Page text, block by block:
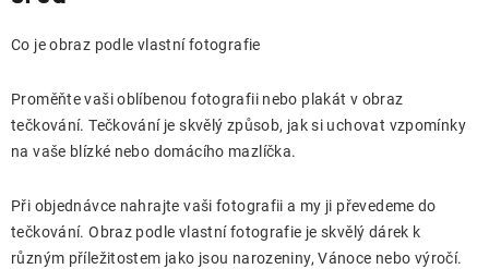
Co je obraz podle vlastní fotografie
Proměňte vaši oblíbenou fotografii nebo plakát v obraz
tečkování. Tečkování je skvělý způsob, jak si uchovat vzpomínky
na vaše blízké nebo domácího mazlíčka.
Při objednávce nahrajte vaši fotografii a my ji převedeme do
tečkování. Obraz podle vlastní fotografie je skvělý dárek k
různým příležitostem jako jsou narozeniny, Vánoce nebo výročí.